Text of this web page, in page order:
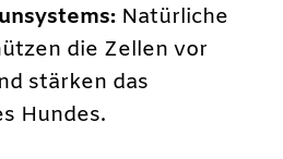
Natürliche
die Zellen vor
stärken das
Hundes.